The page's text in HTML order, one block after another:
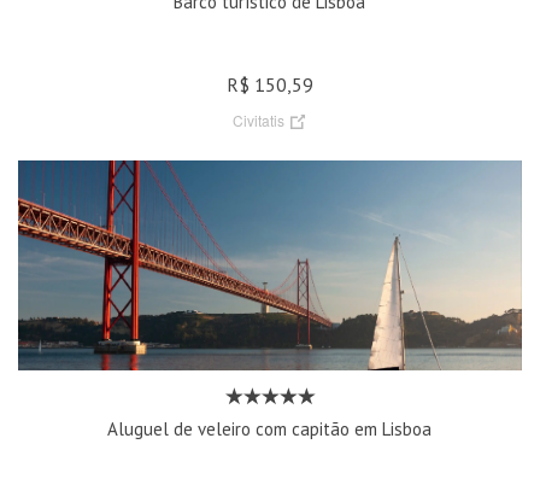
R$ 150,59
Civitatis
Aluguel de veleiro com capitão em Lisboa